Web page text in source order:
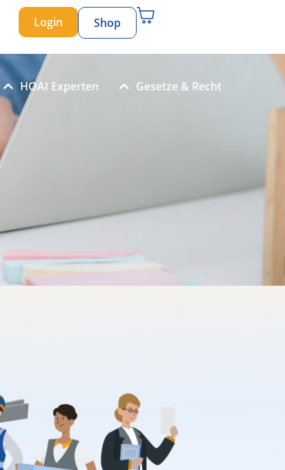
Login Shop
HOAI Experten Gesetze & Recht